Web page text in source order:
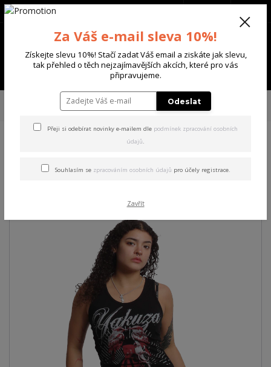
Menu
+420 702 136 620
TRIČKA & TÍLKA
Yakuza dámské tílko Grenade String
Tanktop black M
String Tanktop black M
Za Váš e-mail sleva 10%!
Získejte slevu 10%! Stačí zadat Váš email a ziskáte jak slevu,
tak přehled o těch nejzajímavějších akcích, které pro vás
připravujeme.
Odeslat
Přeji si odebírat novinky e-mailem dle podmínek zpracování osobních
údajů.
Souhlasím se zpracováním osobních údajů pro účely registrace.
Zavřít